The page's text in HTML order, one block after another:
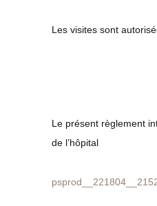
Les visites sont
Le présent règlement
de l’hôpital